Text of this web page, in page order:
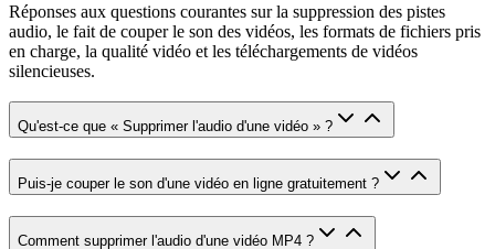
Réponses aux questions courantes sur la suppression des pistes
audio, le fait de couper le son des vidéos, les formats de fichiers pris
en charge, la qualité vidéo et les téléchargements de vidéos
silencieuses.
Qu'est-ce que « Supprimer l'audio d'une vidéo » ?
Puis-je couper le son d'une vidéo en ligne gratuitement ?
Comment supprimer l'audio d'une vidéo MP4 ?